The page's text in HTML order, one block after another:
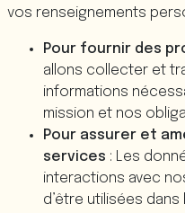
vos renseignements
Pour fournir des
allons collecter et
informations
mission et nos
Pour assurer et
services : Les
interactions avec
d’être utilisées dans